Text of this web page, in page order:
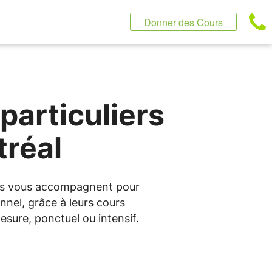
Donner des Cours
vous accompagnent pour
grâce à leurs cours
ponctuel ou intensif.